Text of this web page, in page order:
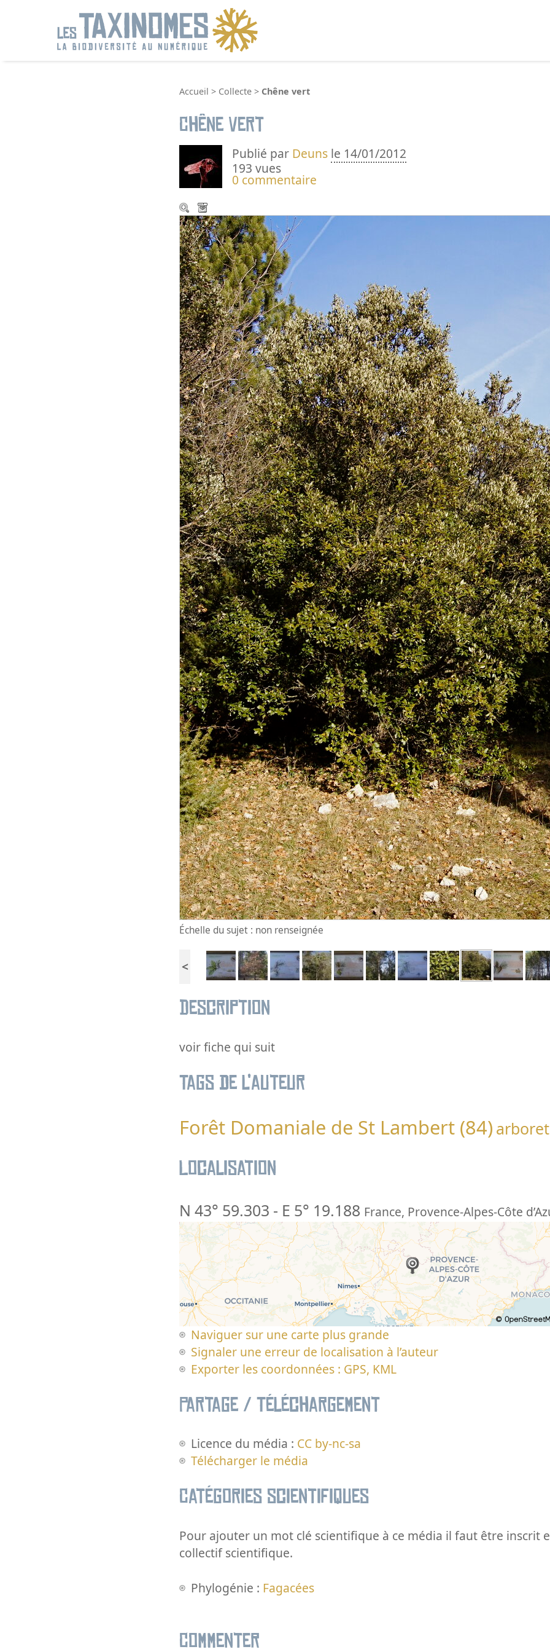
Accueil > Collecte > Chêne vert
Chêne vert
Publié par Deuns le 14/01/2012
193 vues
0 commentaire
Échelle du sujet : non renseignée
<
Description
voir fiche qui suit
Tags de l’auteur
Forêt Domaniale de St Lambert (84)
Localisation
N 43° 59.303 - E 5° 19.188 France, Provence-Alpes-Côte
Naviguer sur une carte plus grande
Signaler une erreur de localisation à l’auteur
Exporter les coordonnées : GPS, KML
Partage / Téléchargement
Licence du média : CC by-nc-sa
Télécharger le média
Catégories scientifiques
Pour ajouter un mot clé scientifique à ce média il faut être inscrit
collectif scientifique.
Phylogénie : Fagacées
Commenter